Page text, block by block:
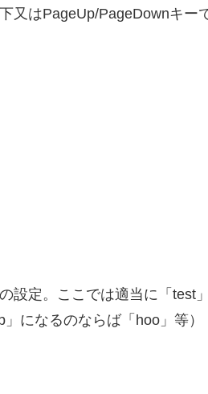
又はPageUp/PageDownキー
設定。ここでは適当に「test
」になるのならば「hoo」等）